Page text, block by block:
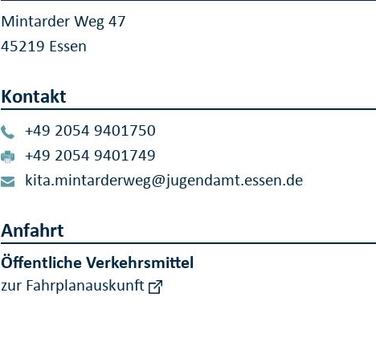
Mintarder Weg 47
45219 Essen
Kontakt
+49 2054 9401750
+49 2054 9401749
kita.mintarderweg@jugendamt.essen.de
Anfahrt
Öffentliche Verkehrsmittel
zur Fahrplanauskunft